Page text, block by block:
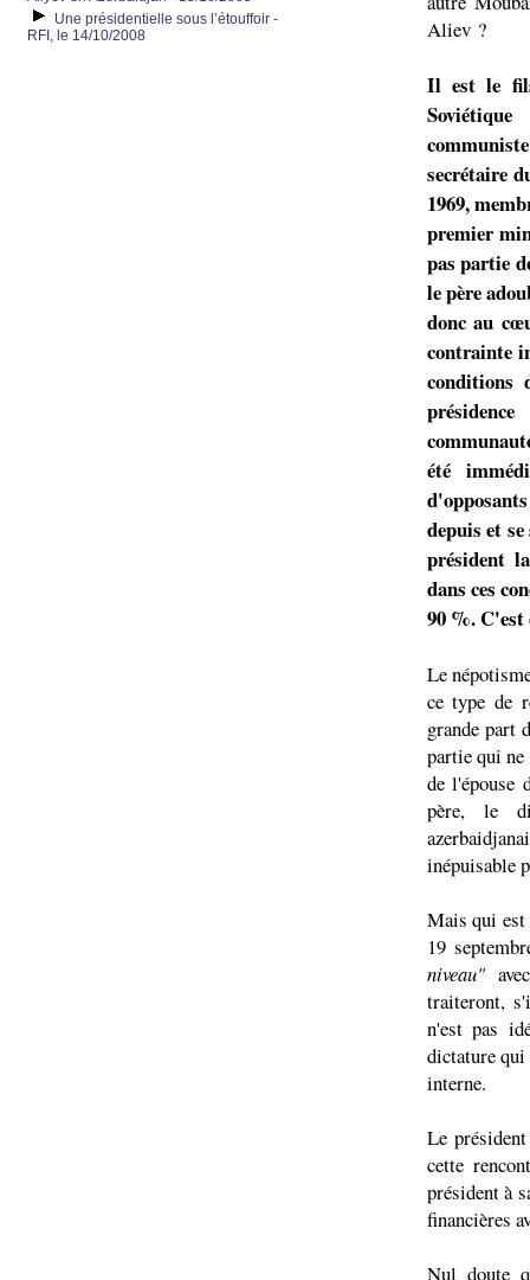
Une présidentielle sous l’étouffoir -
RFI, le 14/10/2008
Aliev ?
Il est le
secrétaire
1969,
premier
pas partie
le père
donc au
contrainte
conditions
été
depuis et
président
dans ces
90 %. C'est
Le
ce type de
grande part
partie qui
de l'épouse
père, le
inépuisable
Mais qui est
19
niveau"
traiteront,
n'est pas
dictature
interne.
Le
cette
président à
financières
Nul doute